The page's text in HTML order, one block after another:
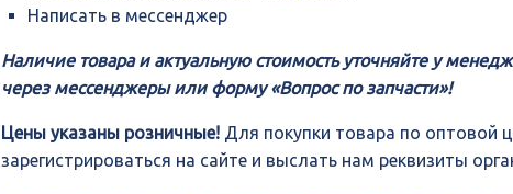
Написать в мессенджер
Наличие товара и актуальную стоимость уточняйте у
через мессенджеры или форму «Вопрос по запчасти»!
Цены указаны розничные! Для покупки товара по оптовой
зарегистрироваться на сайте и выслать нам реквизиты